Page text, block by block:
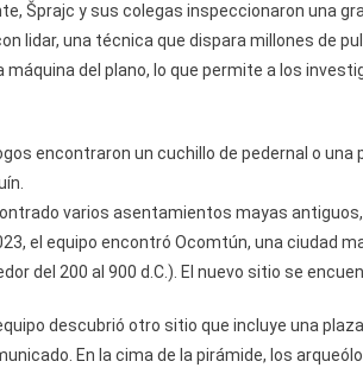
Šprajc y sus colegas inspeccionaron una
lidar, una técnica que dispara millones de
máquina del plano, lo que permite a los
encontraron un cuchillo de pedernal o
varios asentamientos mayas
el equipo encontró Ocomtún, una ciudad
del 200 al 900 d.C.). El nuevo sitio se
descubrió otro sitio que incluye una
En la cima de la pirámide, los